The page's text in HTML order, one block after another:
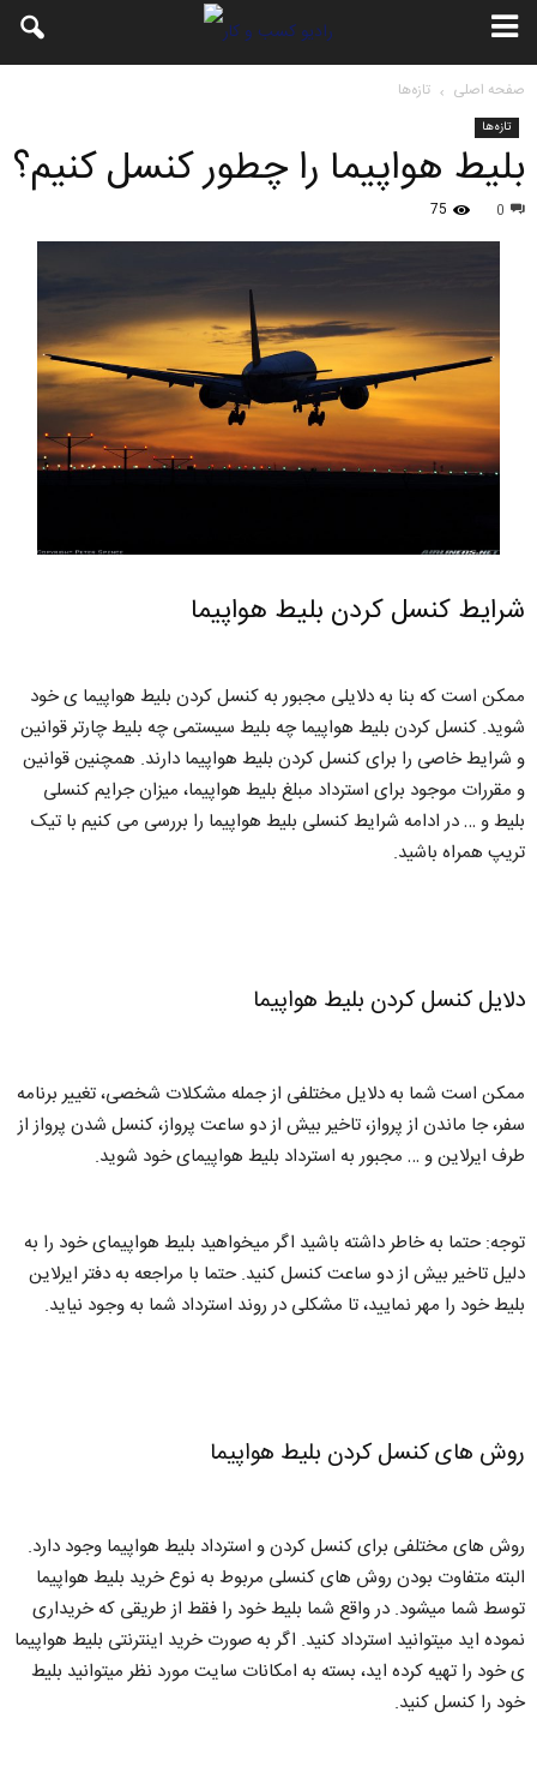
صفحه اصلی تازه‌ها
تازه‌ها
بلیط هواپیما را چطور کنسل کنیم؟
0
75
شرایط کنسل کردن بلیط هواپیما
ممکن است که بنا به دلایلی مجبور به کنسل کردن بلیط هواپیما ی خود
شوید. کنسل کردن بلیط هواپیما چه بلیط سیستمی چه بلیط چارتر قوانین
و شرایط خاصی را برای کنسل کردن بلیط هواپیما دارند. همچنین قوانین
و مقررات موجود برای استرداد مبلغ بلیط هواپیما، میزان جرایم کنسلی
بلیط و … در ادامه شرایط کنسلی بلیط هواپیما را بررسی می کنیم با تیک
تریپ همراه باشید.
دلایل کنسل کردن بلیط هواپیما
ممکن است شما به دلایل مختلفی از جمله مشکلات شخصی، تغییر برنامه
سفر، جا ماندن از پرواز، تاخیر بیش از دو ساعت پرواز، کنسل شدن پرواز از
طرف ایرلاین و … مجبور به استرداد بلیط هواپیمای خود شوید.
توجه: حتما به خاطر داشته باشید اگر میخواهید بلیط هواپیمای خود را به
دلیل تاخیر بیش از دو ساعت کنسل کنید. حتما با مراجعه به دفتر ایرلاین
بلیط خود را مهر نمایید، تا مشکلی در روند استرداد شما به وجود نیاید.
روش های کنسل کردن بلیط هواپیما
روش های مختلفی برای کنسل کردن و استرداد بلیط هواپیما وجود دارد.
البته متفاوت بودن روش های کنسلی مربوط به نوع خرید بلیط هواپیما
توسط شما میشود. در واقع شما بلیط خود را فقط از طریقی که خریداری
نموده اید میتوانید استرداد کنید. اگر به صورت خرید اینترنتی بلیط هواپیما
ی خود را تهیه کرده اید، بسته به امکانات سایت مورد نظر میتوانید بلیط
خود را کنسل کنید.